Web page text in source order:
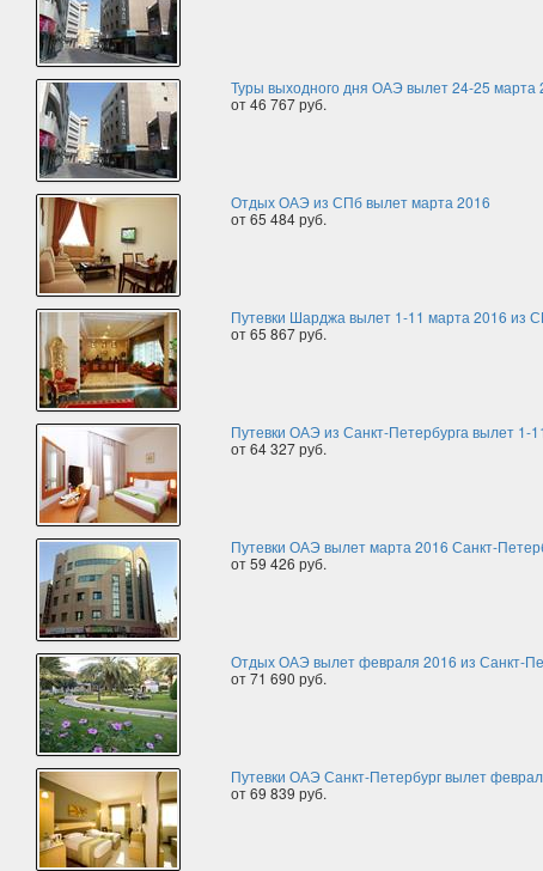
Туры выходного дня ОАЭ вылет 24-25 марта
от 46 767 руб.
Отдых ОАЭ из СПб вылет марта 2016
от 65 484 руб.
Путевки Шарджа вылет 1-11 марта 2016 из
от 65 867 руб.
Путевки ОАЭ из Санкт-Петербурга вылет 1-
от 64 327 руб.
Путевки ОАЭ вылет марта 2016 Санкт-
от 59 426 руб.
Отдых ОАЭ вылет февраля 2016 из Санкт-
от 71 690 руб.
Путевки ОАЭ Санкт-Петербург вылет
от 69 839 руб.